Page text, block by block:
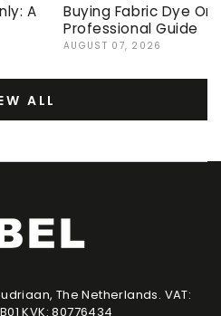
A
Buying Fabric Dye
Professional Guide
AUGUST 07, 2026
ALL
The Netherlands. VAT:
KVK: 80776434